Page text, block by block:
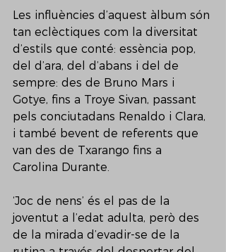
Les influències d’aquest àlbum són
tan eclèctiques com la diversitat
d’estils que conté: essència pop,
del d’ara, del d’abans i del de
sempre: des de Bruno Mars i
Gotye, fins a Troye Sivan, passant
pels conciutadans Renaldo i Clara,
i també bevent de referents que
van des de Txarango fins a
Carolina Durante.
‘Joc de nens’ és el pas de la
joventut a l’edat adulta, però des
de la mirada d’evadir-se de la